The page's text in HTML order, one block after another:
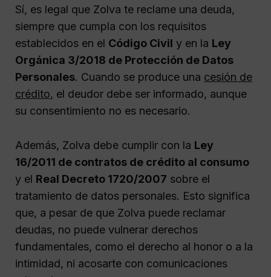
Sí, es legal que Zolva te reclame una deuda,
siempre que cumpla con los requisitos
establecidos en el Código Civil y en la Ley
Orgánica 3/2018 de Protección de Datos
Personales. Cuando se produce una cesión de
crédito, el deudor debe ser informado, aunque
su consentimiento no es necesario.
Además, Zolva debe cumplir con la Ley
16/2011 de contratos de crédito al consumo
y el Real Decreto 1720/2007 sobre el
tratamiento de datos personales. Esto significa
que, a pesar de que Zolva puede reclamar
deudas, no puede vulnerar derechos
fundamentales, como el derecho al honor o a la
intimidad, ni acosarte con comunicaciones